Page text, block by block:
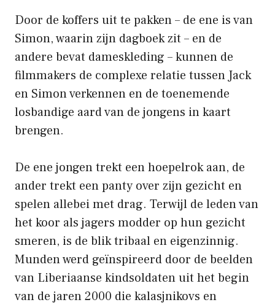
Door de koffers uit te pakken – de ene is van
Simon, waarin zijn dagboek zit – en de
andere bevat dameskleding – kunnen de
filmmakers de complexe relatie tussen Jack
en Simon verkennen en de toenemende
losbandige aard van de jongens in kaart
brengen.
De ene jongen trekt een hoepelrok aan, de
ander trekt een panty over zijn gezicht en
spelen allebei met drag. Terwijl de leden van
het koor als jagers modder op hun gezicht
smeren, is de blik tribaal en eigenzinnig.
Munden werd geïnspireerd door de beelden
van Liberiaanse kindsoldaten uit het begin
van de jaren 2000 die kalasjnikovs en